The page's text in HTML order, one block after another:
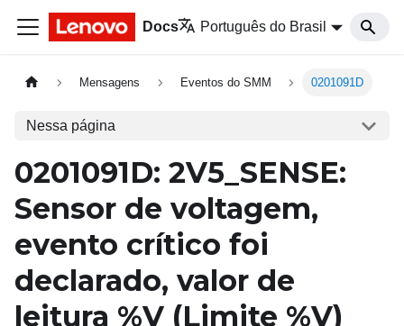
Docs Português do Brasil
Mensagens Eventos do SMM 0201091D
Nessa página
0201091D: 2V5_SENSE:
Sensor de voltagem,
evento crítico foi
declarado, valor de
leitura %V (Limite %V)